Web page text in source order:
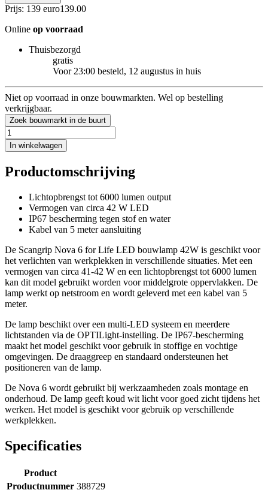
Prijs: 139 euro139.00
Online op voorraad
Thuisbezorgd
gratis
Voor 23:00 besteld, 12 augustus in huis
Niet op voorraad in onze bouwmarkten. Wel op bestelling
verkrijgbaar.
Zoek bouwmarkt in de buurt
In winkelwagen
Productomschrijving
Lichtopbrengst tot 6000 lumen output
Vermogen van circa 42 W LED
IP67 bescherming tegen stof en water
Kabel van 5 meter aansluiting
De Scangrip Nova 6 for Life LED bouwlamp 42W is geschikt voor
het verlichten van werkplekken in verschillende situaties. Met een
vermogen van circa 41-42 W en een lichtopbrengst tot 6000 lumen
kan dit model gebruikt worden voor middelgrote oppervlakken. De
lamp werkt op netstroom en wordt geleverd met een kabel van 5
meter.
De lamp beschikt over een multi-LED systeem en meerdere
lichtstanden via de OPTILight-instelling. De IP67-bescherming
maakt het model geschikt voor gebruik in stoffige en vochtige
omgevingen. De draaggreep en standaard ondersteunen het
positioneren van de lamp.
De Nova 6 wordt gebruikt bij werkzaamheden zoals montage en
onderhoud. De lamp geeft koud wit licht voor goed zicht tijdens het
werken. Het model is geschikt voor gebruik op verschillende
werkplekken.
Specificaties
Product
Productnummer 388729